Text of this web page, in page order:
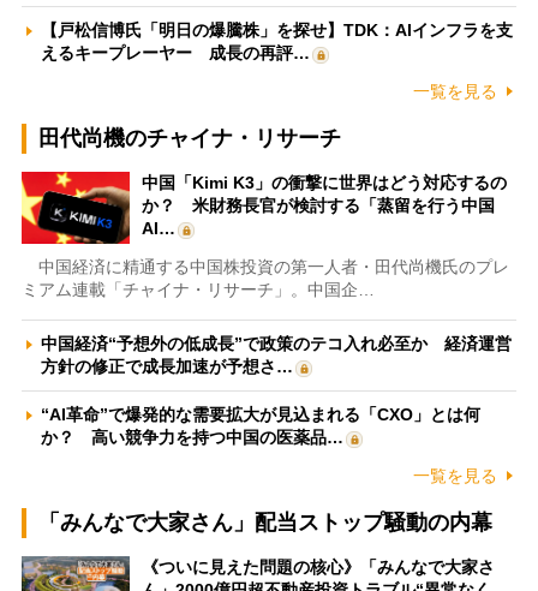
【戸松信博氏「明日の爆騰株」を探せ】TDK：AIインフラを支
えるキープレーヤー 成長の再評…
一覧を見る
田代尚機のチャイナ・リサーチ
中国「Kimi K3」の衝撃に世界はどう対応するの
か？ 米財務長官が検討する「蒸留を行う中国
AI…
中国経済に精通する中国株投資の第一人者・田代尚機氏のプレ
ミアム連載「チャイナ・リサーチ」。中国企…
中国経済“予想外の低成長”で政策のテコ入れ必至か 経済運営
方針の修正で成長加速が予想さ…
“AI革命”で爆発的な需要拡大が見込まれる「CXO」とは何
か？ 高い競争力を持つ中国の医薬品…
一覧を見る
「みんなで大家さん」配当ストップ騒動の内幕
《ついに見えた問題の核心》「みんなで大家さ